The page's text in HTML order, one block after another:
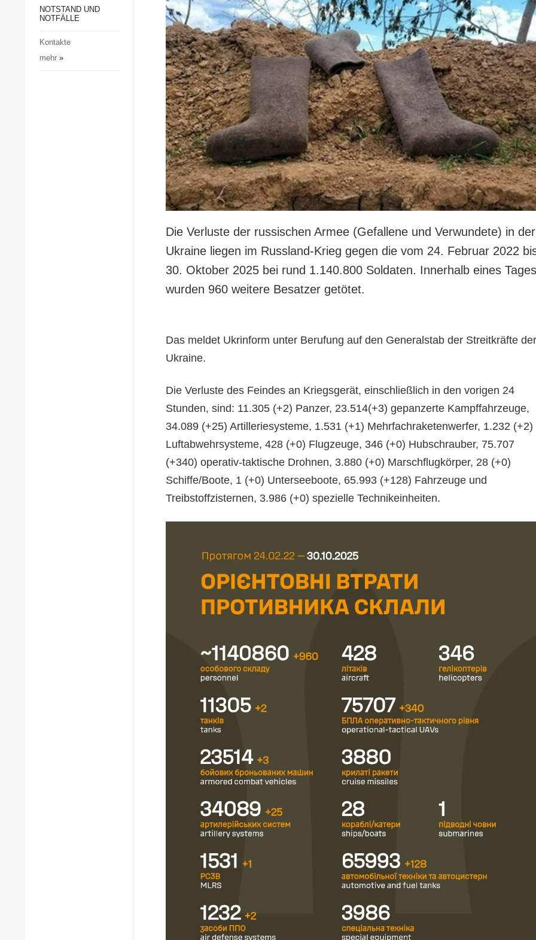
Gesellschaft und Kultur
Notstand und Notfälle
NOTSTAND UND
NOTFÄLLE
Kontakte
mehr»
Die Verluste der russischen Armee (Gefallene und Verwundete) in der
Ukraine liegen im Russland-Krieg gegen die vom 24. Februar 2022
30. Oktober 2025 bei rund 1.140.800 Soldaten. Innerhalb eines Tages
wurden 960 weitere Besatzer getötet.
Das meldet Ukrinform unter Berufung auf den Generalstab der Streitkräfte der
Ukraine.
Die Verluste des Feindes an Kriegsgerät, einschließlich in den vorigen 24
Stunden, sind: 11.305 (+2) Panzer, 23.514(+3) gepanzerte Kampffahrzeuge,
34.089 (+25) Artilleriesysteme, 1.531 (+1) Mehrfachraketenwerfer, 1.232 (+2)
Luftabwehrsysteme, 428 (+0) Flugzeuge, 346 (+0) Hubschrauber, 75.707
(+340) operativ-taktische Drohnen, 3.880 (+0) Marschflugkörper, 28 (+0)
Schiffe/Boote, 1 (+0) Unterseeboote, 65.993 (+128) Fahrzeuge und
Treibstoffzisternen, 3.986 (+0) spezielle Technikeinheiten.